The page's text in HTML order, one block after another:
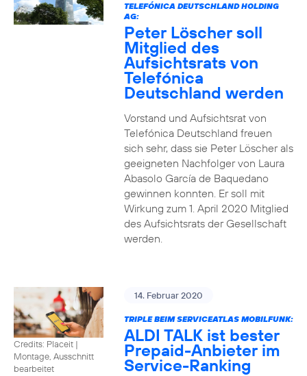
TELEFÓNICA DEUTSCHLAND HOLDING
AG:
Peter Löscher soll
Mitglied des
Aufsichtsrats von
Telefónica
Deutschland werden
Vorstand und Aufsichtsrat von
Telefónica Deutschland freuen
sich sehr, dass sie Peter Löscher als
geeigneten Nachfolger von Laura
Abasolo García de Baquedano
gewinnen konnten. Er soll mit
Wirkung zum 1. April 2020 Mitglied
des Aufsichtsrats der Gesellschaft
werden.
Credits: Placeit |
Montage, Ausschnitt
bearbeitet
14. Februar 2020
TRIPLE BEIM SERVICEATLAS MOBILFUNK:
ALDI TALK ist bester
Prepaid-Anbieter im
Service-Ranking